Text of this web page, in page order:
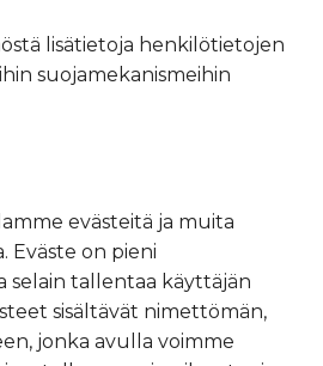
lisätietoja henkilötietojen
suojamekanismeihin
evästeitä ja muita
Eväste on pieni
selain tallentaa käyttäjän
sisältävät nimettömän,
jonka avulla voimme